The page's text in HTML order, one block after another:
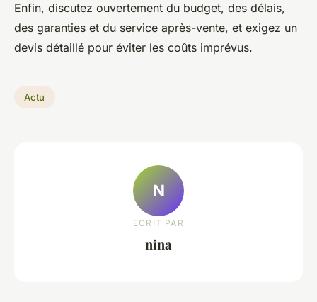
Enfin, discutez ouvertement du budget, des délais,
des garanties et du service après-vente, et exigez un
devis détaillé pour éviter les coûts imprévus.
Actu
N
ECRIT PAR
nina